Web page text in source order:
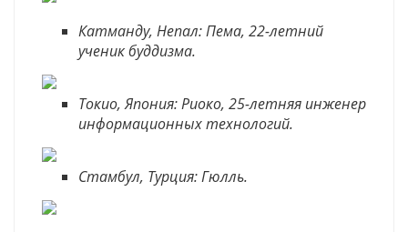
Катманду, Непал: Пема, 22-летний
ученик буддизма.
Токио, Япония: Риоко, 25-летняя инженер
информационных технологий.
Стамбул, Турция: Гюлль.